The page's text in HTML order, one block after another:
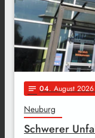
notes 04. August
Neuburg
Schwerer